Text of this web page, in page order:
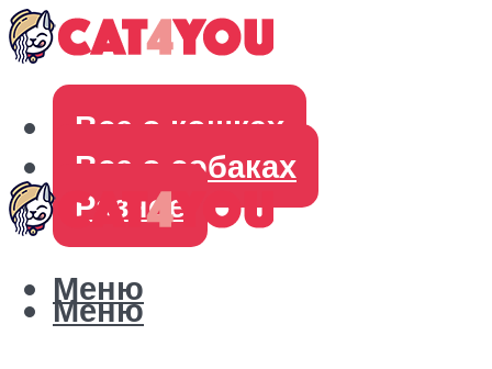
Все о кошках
Все о собаках
Разное
Меню
Меню